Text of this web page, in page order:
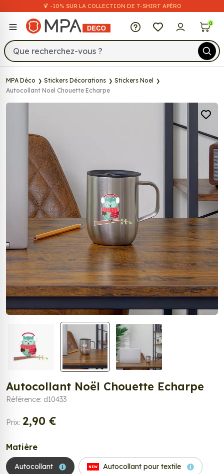
🍹 -10% SUR LA COLLECTION DE T-SHIRT APÉRO
MPA Déco 0
MPA Déco Stickers Décorations
Stickers Noel
Autocollant Noël Chouette Echarpe
Autocollant Noël Chouette Echarpe
Référence: d10433
Prix: 2,90 €
Matière
Autocollant NEW Autocollant pour textile